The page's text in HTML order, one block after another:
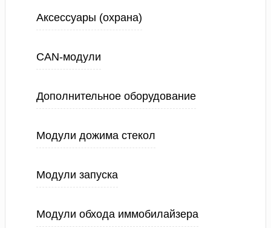
Аксессуары (охрана)
CAN-модули
Дополнительное оборудование
Модули дожима стекол
Модули запуска
Модули обхода иммобилайзера